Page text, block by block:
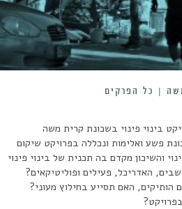
| כל הפרקים
בינוי פינוי בשכונת קרית משה
פשע ואלימות ונכללה בפרויקט שיקום
והשיכון מקדם בה תכנית של בינוי פינוי
האדריכל, פעילים ופוליטיקאים?
האם תסייע בחילוץ מעוני?